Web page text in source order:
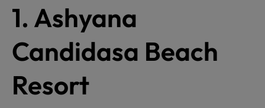
1. Ashyana
Candidasa Beach
Resort